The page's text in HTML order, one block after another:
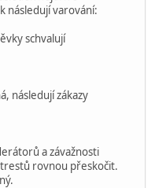
následují varování:
schvalují
následují zákazy
a závažnosti
rovnou přeskočit.